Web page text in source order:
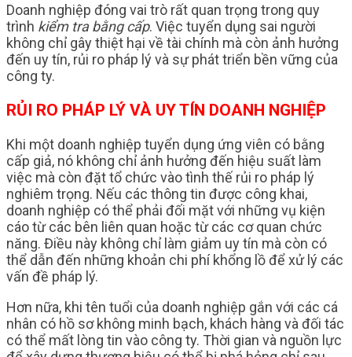
Doanh nghiệp đóng vai trò rất quan trọng trong quy
trình kiểm tra bằng cấp. Việc tuyển dụng sai người
không chỉ gây thiệt hại về tài chính mà còn ảnh hưởng
đến uy tín, rủi ro pháp lý và sự phát triển bền vững của
công ty.
RỦI RO PHÁP LÝ VÀ UY TÍN DOANH NGHIỆP
Khi một doanh nghiệp tuyển dụng ứng viên có bằng
cấp giả, nó không chỉ ảnh hưởng đến hiệu suất làm
việc mà còn đặt tổ chức vào tình thế rủi ro pháp lý
nghiêm trọng. Nếu các thông tin được công khai,
doanh nghiệp có thể phải đối mặt với những vụ kiện
cáo từ các bên liên quan hoặc từ các cơ quan chức
năng. Điều này không chỉ làm giảm uy tín mà còn có
thể dẫn đến những khoản chi phí khổng lồ để xử lý các
vấn đề pháp lý.
Hơn nữa, khi tên tuổi của doanh nghiệp gắn với các cá
nhân có hồ sơ không minh bạch, khách hàng và đối tác
có thể mất lòng tin vào công ty. Thời gian và nguồn lực